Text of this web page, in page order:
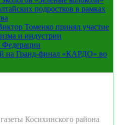
подростков в рамках
Томенко принял участие
и индустрии
Федерации
на Гранд-финал «КАРДО» во
Косихинского района